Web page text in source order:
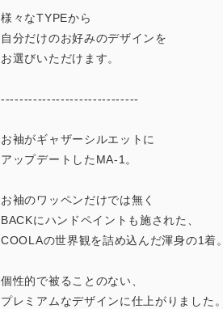
様々なTYPEから
自分だけのお好みのデザインを
お選びいただけます。
------------------------------
お袖がギャザーシルエットに
アップデートしたMA-1。
お袖のワッペンだけでは無く
BACKにハンドペイントも施された、
COOLAの世界観を詰め込んだ渾身の1着。
個性的で被ることのない、
プレミアムなデザインに仕上がりました。